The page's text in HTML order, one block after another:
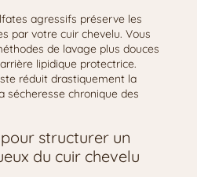
agressifs préserve les
par votre cuir chevelu. Vous
de lavage plus douces
lipidique protectrice.
réduit drastiquement la
chronique des
structurer un
du cuir chevelu